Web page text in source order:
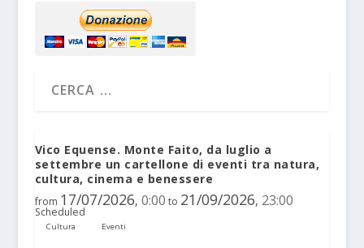
Vico Equense. Monte Faito, da luglio a
settembre un cartellone di eventi tra natura,
cultura, cinema e benessere
from 17/07/2026, 0:00 to 21/09/2026, 23:00
Scheduled
Cultura Eventi